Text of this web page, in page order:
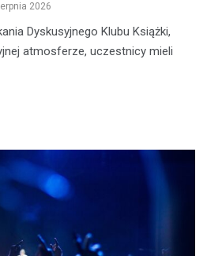
2026
Dyskusyjnego Klubu Książki,
atmosferze, uczestnicy mieli